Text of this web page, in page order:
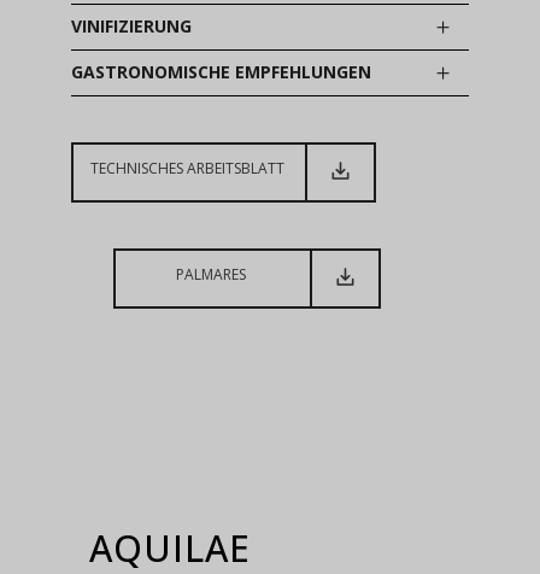
VINIFIZIERUNG
GASTRONOMISCHE EMPFEHLUNGEN
TECHNISCHES ARBEITSBLATT
PALMARES
AQUILAE